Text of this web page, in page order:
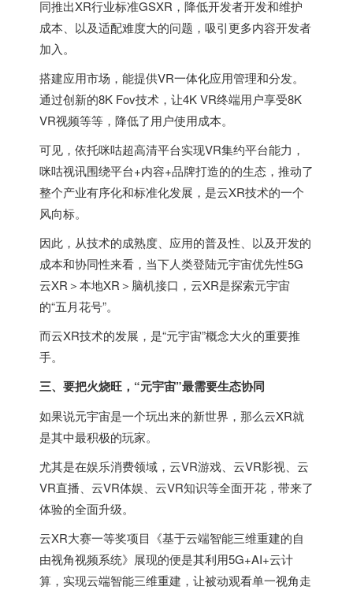
同推出XR行业标准GSXR，降低开发者开发和维护
成本、以及适配难度大的问题，吸引更多内容开发者
加入。
搭建应用市场，能提供VR一体化应用管理和分发。
通过创新的8K Fov技术，让4K VR终端用户享受8K
VR视频等等，降低了用户使用成本。
可见，依托咪咕超高清平台实现VR集约平台能力，
咪咕视讯围绕平台+内容+品牌打造的的生态，推动了
整个产业有序化和标准化发展，是云XR技术的一个
风向标。
因此，从技术的成熟度、应用的普及性、以及开发的
成本和协同性来看，当下人类登陆元宇宙优先性5G
云XR＞本地XR＞脑机接口，云XR是探索元宇宙
的“五月花号”。
而云XR技术的发展，是“元宇宙”概念大火的重要推
手。
三、要把火烧旺，“元宇宙”最需要生态协同
如果说元宇宙是一个玩出来的新世界，那么云XR就
是其中最积极的玩家。
尤其是在娱乐消费领域，云VR游戏、云VR影视、云
VR直播、云VR体娱、云VR知识等全面开花，带来了
体验的全面升级。
云XR大赛一等奖项目《基于云端智能三维重建的自
由视角视频系统》展现的便是其利用5G+AI+云计
算，实现云端智能三维重建，让被动观看单一视角走